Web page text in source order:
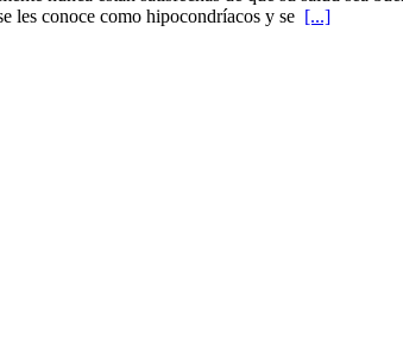
les conoce como hipocondríacos y se [...]